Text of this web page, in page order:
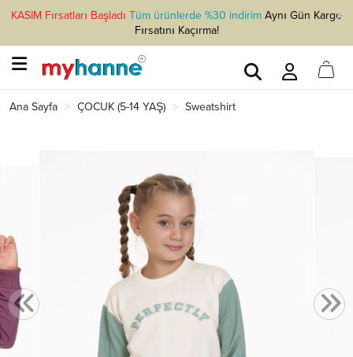
KASIM Fırsatları Başladı Tüm ürünlerde %30 indirimAynı Gün Kargo
Fırsatını Kaçırma!
Ana Sayfa ÇOCUK (5-14 YAŞ) Sweatshirt